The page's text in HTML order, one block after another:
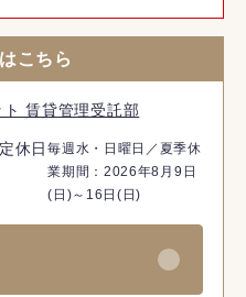
こちら
賃貸管理受託部
定休日毎週水・日曜日／夏季休
業期間：2026年8月9日
(日)～16日(日)